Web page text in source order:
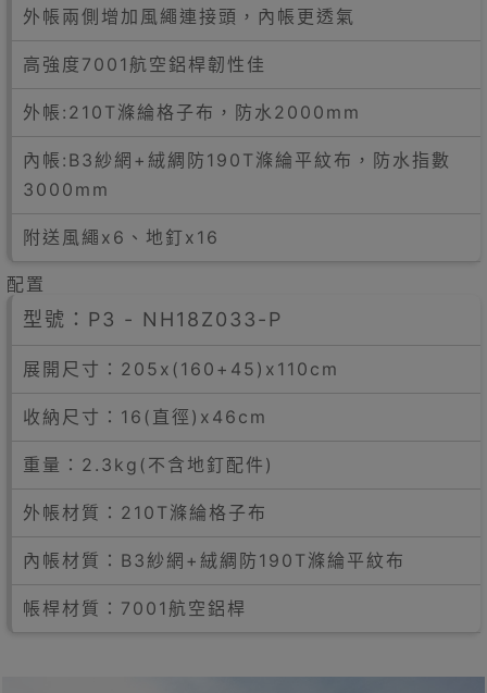
外帳兩側增加風繩連接頭，內帳更透氣
高強度7001航空鋁桿韌性佳
外帳:210T滌綸格子布，防水2000mm
內帳:B3紗網+絨綢防190T滌綸平紋布，防水指數
3000mm
附送風繩x6、地釘x16
配置
型號：P3 - NH18Z033-P
展開尺寸：205x(160+45)x110cm
收納尺寸：16(直徑)x46cm
重量：2.3kg(不含地釘配件)
外帳材質：210T滌綸格子布
內帳材質：B3紗網+絨綢防190T滌綸平紋布
帳桿材質：7001航空鋁桿